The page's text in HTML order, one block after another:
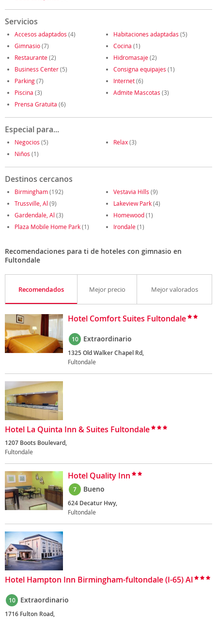
Servicios
Accesos adaptados (4) Habitaciones adaptadas (5)
Gimnasio(7) Cocina (1)
Restaurante(2) Hidromasaje(2)
Business Center(5) Consigna equipajes (1)
Parking(7) Internet(6)
Piscina (3) Admite Mascotas (3)
Prensa Gratuita (6)
Especial para...
Negocios (5) Relax(3)
Niños (1)
Destinos cercanos
Birmingham(192) Vestavia Hills (9)
Trussville, Al (9) Lakeview Park(4)
Gardendale, Al (3) Homewood(1)
Plaza Mobile Home Park(1) Irondale(1)
Recomendaciones para ti de hoteles con gimnasio en
Fultondale
Recomendados Mejor precio Mejor valorados
Hotel Comfort Suites Fultondale
10 Extraordinario
1325 Old Walker Chapel Rd,
Fultondale
Hotel La Quinta Inn & Suites Fultondale
1207 Boots Boulevard,
Fultondale
Hotel Quality Inn
7 Bueno
624 Decatur Hwy,
Fultondale
Hotel Hampton Inn Birmingham-fultondale (I-65) Al
10 Extraordinario
1716 Fulton Road,